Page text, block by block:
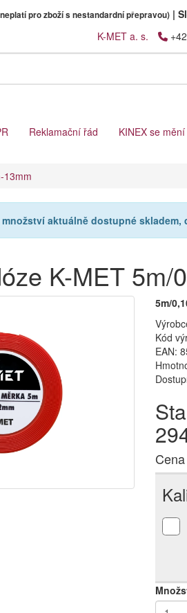
pro zboží s nestandardní přepravou)|
K-MET a. s.
Reklamační řád KINEX se
13mm
aktuálně dostupné skladem,
K-MET 5m/
5m/
Kód
EAN: